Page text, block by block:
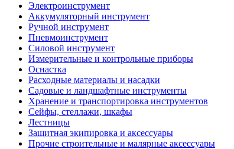
Электроинструмент
Аккумуляторный инструмент
Ручной инструмент
Пневмоинструмент
Силовой инструмент
Измерительные и контрольные приборы
Оснастка
Расходные материалы и насадки
Садовые и ландшафтные инструменты
Хранение и транспортировка инструментов
Сейфы, стеллажи, шкафы
Лестницы
Защитная экипировка и аксессуары
Прочие строительные и малярные аксессуары